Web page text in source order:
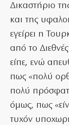
Δικαστήριο
και της
εγείρει η
από το Διεθνές
είπε, ενώ
πως «πολύ
πολύ
όμως, πως
τυχόν